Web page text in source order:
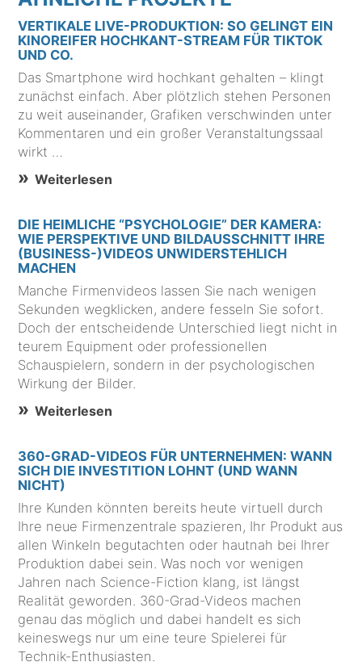
VERTIKALE LIVE-PRODUKTION: SO GELINGT EIN
KINOREIFER HOCHKANT-STREAM FÜR TIKTOK
UND CO.
Das Smartphone wird hochkant gehalten – klingt
zunächst einfach. Aber plötzlich stehen Personen
zu weit auseinander, Grafiken verschwinden unter
Kommentaren und ein großer Veranstaltungssaal
wirkt …
Weiterlesen
DIE HEIMLICHE “PSYCHOLOGIE” DER KAMERA:
WIE PERSPEKTIVE UND BILDAUSSCHNITT IHRE
(BUSINESS-)VIDEOS UNWIDERSTEHLICH
MACHEN
Manche Firmenvideos lassen Sie nach wenigen
Sekunden wegklicken, andere fesseln Sie sofort.
Doch der entscheidende Unterschied liegt nicht in
teurem Equipment oder professionellen
Schauspielern, sondern in der psychologischen
Wirkung der Bilder.
Weiterlesen
360-GRAD-VIDEOS FÜR UNTERNEHMEN: WANN
SICH DIE INVESTITION LOHNT (UND WANN
NICHT)
Ihre Kunden könnten bereits heute virtuell durch
Ihre neue Firmenzentrale spazieren, Ihr Produkt aus
allen Winkeln begutachten oder hautnah bei Ihrer
Produktion dabei sein. Was noch vor wenigen
Jahren nach Science-Fiction klang, ist längst
Realität geworden. 360-Grad-Videos machen
genau das möglich und dabei handelt es sich
keineswegs nur um eine teure Spielerei für
Technik-Enthusiasten.